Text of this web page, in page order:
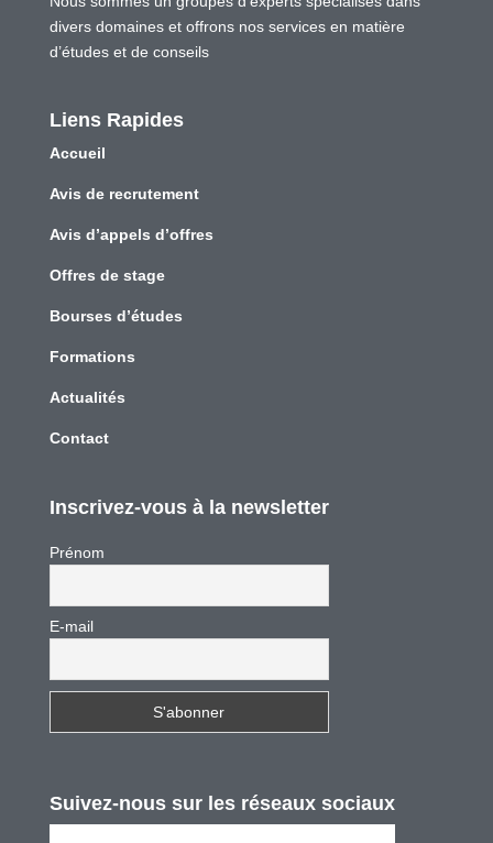
divers domaines et offrons nos services en matière
d’études et de conseils
Liens Rapides
Accueil
Avis de recrutement
Avis d’appels d’offres
Offres de stage
Bourses d’études
Formations
Actualités
Contact
Inscrivez-vous à la newsletter
Prénom
E-mail
Suivez-nous sur les réseaux sociaux